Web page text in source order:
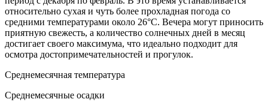
относительно сухая и чуть более прохладная погода со
средними температурами около 26°C. Вечера могут приносить
приятную свежесть, а количество солнечных дней в месяц
достигает своего максимума, что идеально подходит для
осмотра достопримечательностей и прогулок.
Среднемесячная температура
Среднемесячные осадки